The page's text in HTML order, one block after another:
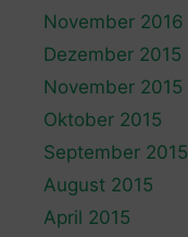
November 2016
Dezember 2015
November 2015
Oktober 2015
September 2015
August 2015
April 2015